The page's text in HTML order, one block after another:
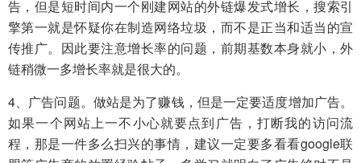
告，但是短时间内一个刚建网站的外链爆发式增长，搜索引
擎第一就是怀疑你在制造网络垃圾，而不是正当和适当的宣
传推广。因此要注意增长率的问题，前期基数本身就小，外
链稍微一多增长率就是很大的。
4、广告问题。做站是为了赚钱，但是一定要适度增加广告。
如果一个网站上一不小心就要点到广告，打断我的访问流
程，那是一件多么扫兴的事情，建议一定要多看看google联